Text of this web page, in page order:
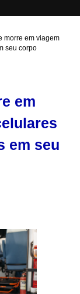
morre em viagem
seu corpo
em
em seu